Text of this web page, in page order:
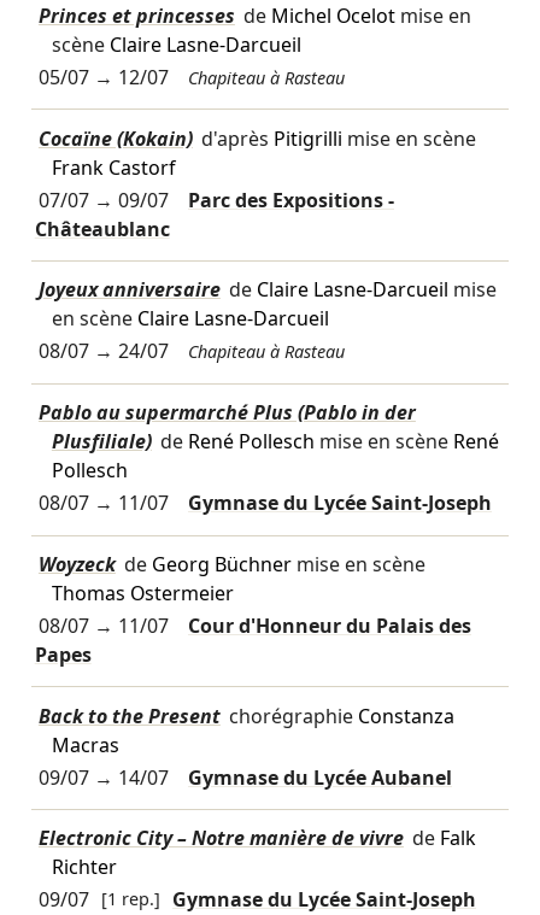
Princes et princesses de Michel Ocelotmise en
scène Claire Lasne-Darcueil
05/07→ 12/07 Chapiteau à Rasteau
Cocaïne (Kokain) d'après Pitigrilli mise en scène
Frank Castorf
07/07→ 09/07
Parc des Expositions -
Châteaublanc
Joyeux anniversaire de Claire Lasne-Darcueil mise
en scène Claire Lasne-Darcueil
08/07→ 24/07 Chapiteau à Rasteau
Pablo au supermarché Plus (Pablo in der
Plusfiliale) de René Pollesch mise en scène René
Pollesch
08/07→ 11/07 Gymnase du Lycée Saint-Joseph
Woyzeck de Georg Büchnermise en scène
Thomas Ostermeier
08/07→ 11/07
Cour d'Honneur du Palais des
Papes
Back to the Present chorégraphie Constanza
Macras
09/07→ 14/07 Gymnase du Lycée Aubanel
Electronic City – Notre manière de vivre de Falk
Richter
09/07 [1 rep.] Gymnase du Lycée Saint-Joseph